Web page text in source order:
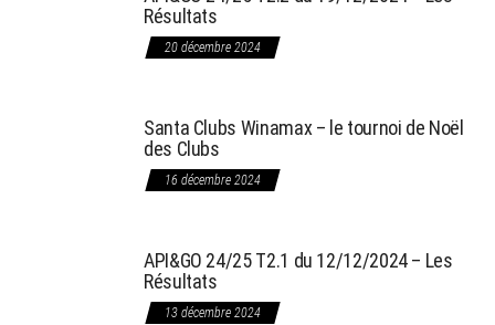
Résultats
20 décembre 2024
Santa Clubs Winamax – le tournoi de Noël
des Clubs
16 décembre 2024
API&GO 24/25 T2.1 du 12/12/2024 – Les
Résultats
13 décembre 2024